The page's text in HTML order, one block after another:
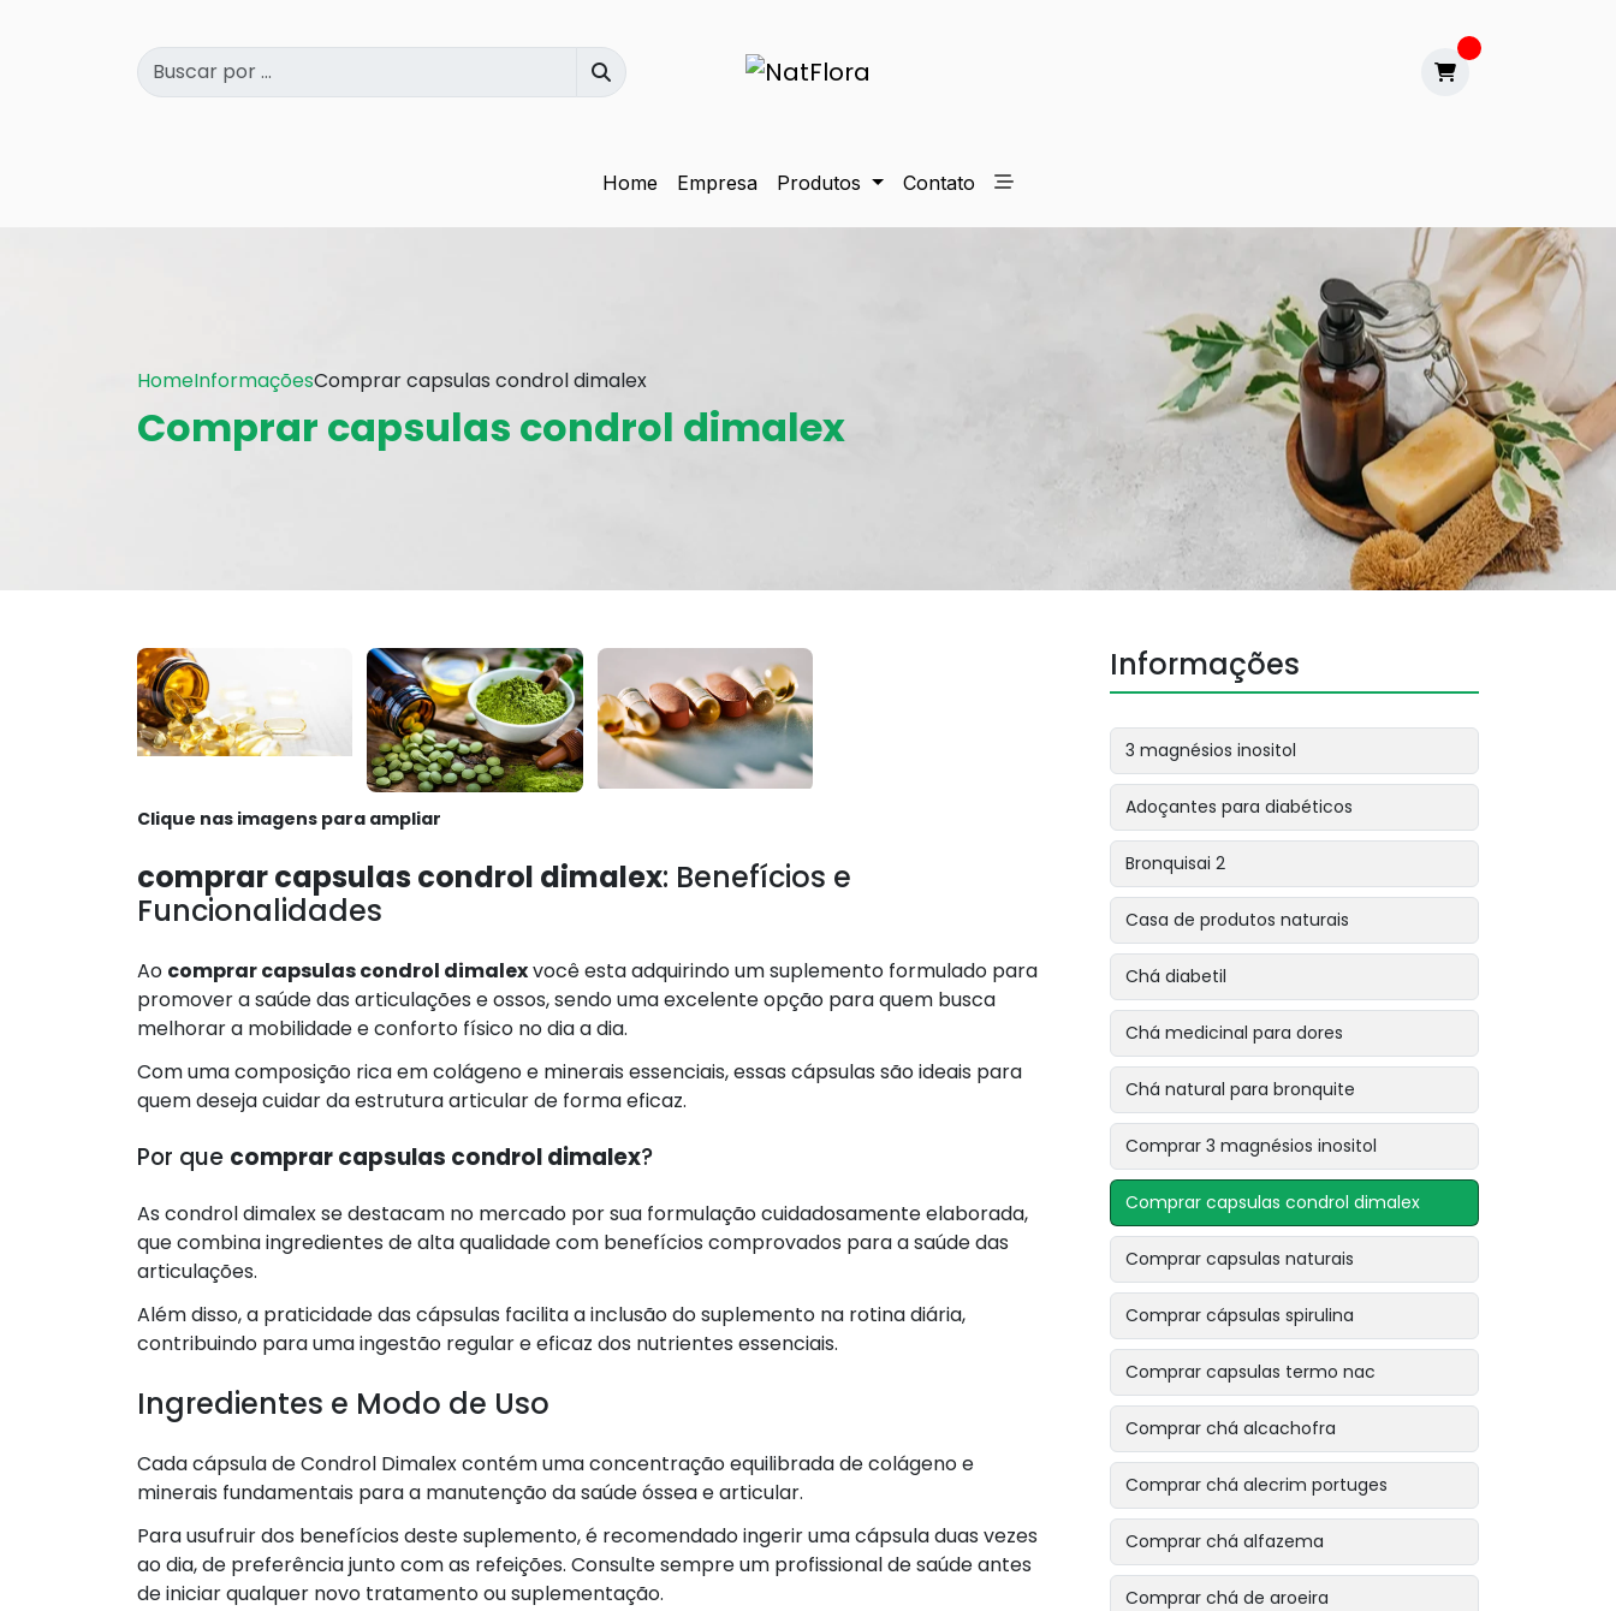
Home Empresa Produtos Contato
HomeInformaçõesComprar capsulas condrol dimalex
Comprar capsulas condrol dimalex
Clique nas imagens para ampliar
comprar capsulas condrol dimalex: Benefícios e
Funcionalidades
Ao comprar capsulas condrol dimalexvocê esta adquirindo um suplemento formulado para
promover a saúde das articulações e ossos, sendo uma excelente opção para quem busca
melhorar a mobilidade e conforto físico no dia a dia.
Com uma composição rica em colágeno e minerais essenciais, essas cápsulas são ideais para
quem deseja cuidar da estrutura articular de forma eficaz.
Por que comprar capsulas condrol dimalex?
As condrol dimalex se destacam no mercado por sua formulação cuidadosamente elaborada,
que combina ingredientes de alta qualidade com benefícios comprovados para a saúde das
articulações.
Além disso, a praticidade das cápsulas facilita a inclusão do suplemento na rotina diária,
contribuindo para uma ingestão regular e eficaz dos nutrientes essenciais.
Ingredientes e Modo de Uso
Cada cápsula de Condrol Dimalex contém uma concentração equilibrada de colágeno e
minerais fundamentais para a manutenção da saúde óssea e articular.
Para usufruir dos benefícios deste suplemento, é recomendado ingerir uma cápsula duas vezes
ao dia, de preferência junto com as refeições. Consulte sempre um profissional de saúde antes
de iniciar qualquer novo tratamento ou suplementação.
Informações
3 magnésios inositol
Adoçantes para diabéticos
Bronquisai 2
Casa de produtos naturais
Chá diabetil
Chá medicinal para dores
Chá natural para bronquite
Comprar 3 magnésios inositol
Comprar capsulas condrol dimalex
Comprar capsulas naturais
Comprar cápsulas spirulina
Comprar capsulas termo nac
Comprar chá alcachofra
Comprar chá alecrim portuges
Comprar chá alfazema
Comprar chá de aroeira